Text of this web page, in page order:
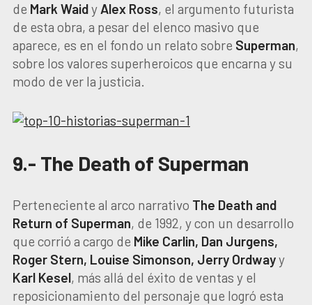
de Mark Waidy Alex Ross, el argumento futurista
de esta obra, a pesar del elenco masivo que
aparece, es en el fondo un relato sobre Superman,
sobre los valores superheroicos que encarna y su
modo de ver la justicia.
9.- The Death of Superman
Perteneciente al arco narrativo The Death and
Return of Superman, de 1992, y con un desarrollo
que corrió a cargo de Mike Carlin, Dan Jurgens,
Roger Stern, Louise Simonson, Jerry Ordwayy
Karl Kesel, más allá del éxito de ventas y el
reposicionamiento del personaje que logró esta